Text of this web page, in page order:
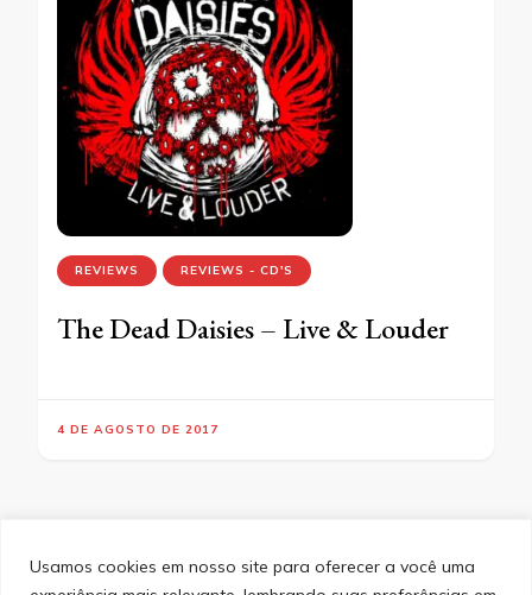
Usamos cookies em nosso site para oferecer a você uma
REVIEWS REVIEWS - CD'S
The Dead Daisies – Live & Louder
4 DE AGOSTO DE 2017